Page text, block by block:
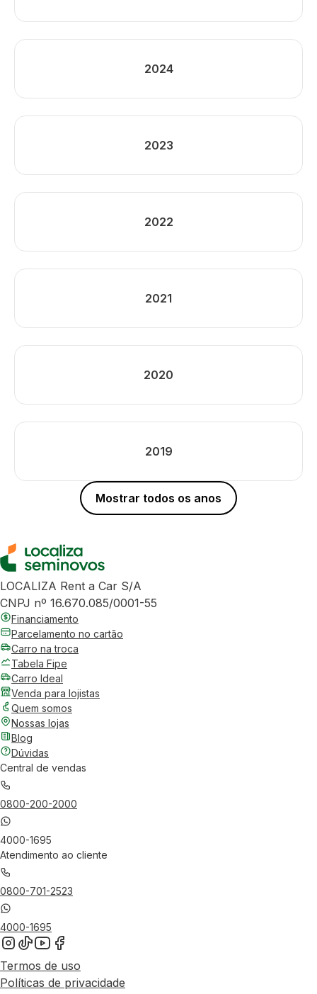
2024
2023
2022
2021
2020
2019
Mostrar todos os anos
LOCALIZA Rent a Car S/A
CNPJ nº 16.670.085/0001-55
Financiamento
Parcelamento no cartão
Carro na troca
Tabela Fipe
Carro Ideal
Venda para lojistas
Quem somos
Nossas lojas
Blog
Dúvidas
Central de vendas
0800-200-2000
4000-1695
Atendimento ao cliente
0800-701-2523
4000-1695
Termos de uso
Políticas de privacidade